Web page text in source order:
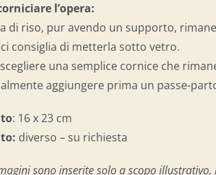
l’opera:
di riso, pur avendo un supporto,
consiglia di metterla sotto vetro.
una semplice cornice che
aggiungere prima un passe-
: 16 x 23 cm
diverso – su richiesta
sono inserite solo a scopo